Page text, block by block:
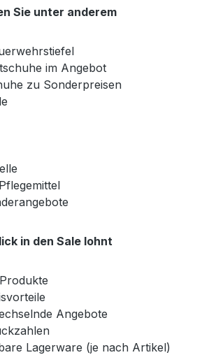
Sie unter anderem
im Angebot
zu Sonderpreisen
in den Sale lohnt
Angebote
Lagerware (je nach Artikel)